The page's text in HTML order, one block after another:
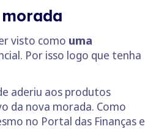
visto como uma
Por isso logo que tenha
aderiu aos produtos
da nova morada. Como
no Portal das Finanças e